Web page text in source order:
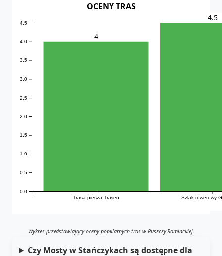
OCENY TRAS
Trasa piesza Traseo Szlak rowerowy
0.0
0.5
1.0
1.5
2.0
2.5
3.0
3.5
4.0
4.5
4
4.5
Wykres przedstawiający oceny popularnych tras w Puszczy Rominckiej.
Czy Mosty w Stańczykach są dostępne dla